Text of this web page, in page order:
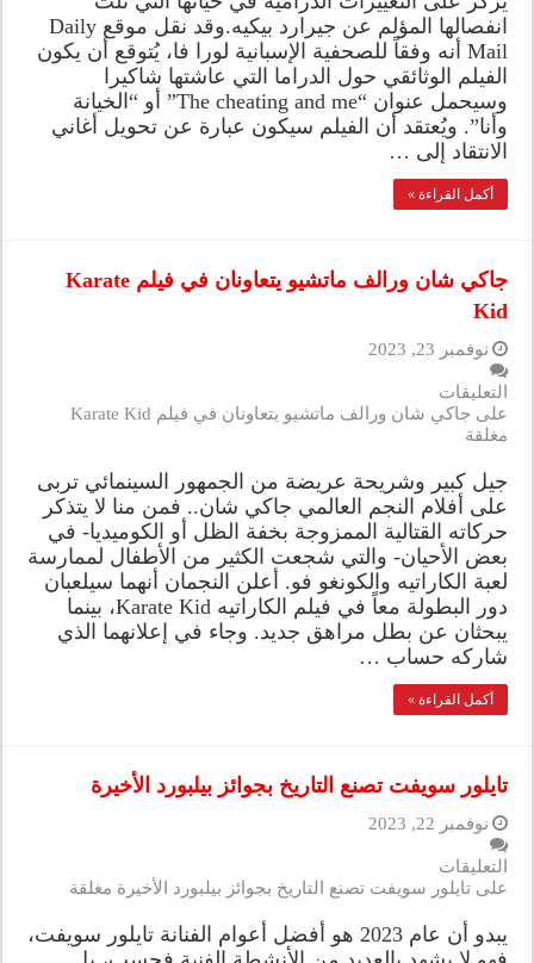
انفصالها المؤلم عن جيرارد بيكيه.وقد نقل موقع Daily
Mail أنه وفقاً للصحفية الإسبانية لورا فا، يُتوقع أن يكون
الفيلم الوثائقي حول الدراما التي عاشتها شاكيرا
وسيحمل عنوان “The cheating and me” أو “الخيانة
وأنا”. ويُعتقد أن الفيلم سيكون عبارة عن تحويل أغاني
الانتقاد إلى …
أكمل القراءة »
جاكي شان ورالف ماتشيو يتعاونان في فيلم Karate
Kid
نوفمبر 23, 2023
التعليقات
على جاكي شان ورالف ماتشيو يتعاونان في فيلم Karate Kid
مغلقة
جيل كبير وشريحة عريضة من الجمهور السينمائي تربى
على أفلام النجم العالمي جاكي شان.. فمن منا لا يتذكر
حركاته القتالية الممزوجة بخفة الظل أو الكوميديا- في
بعض الأحيان- والتي شجعت الكثير من الأطفال لممارسة
لعبة الكاراتيه والكونغو فو. أعلن النجمان أنهما سيلعبان
دور البطولة معاً في فيلم الكاراتيه Karate Kid، بينما
يبحثان عن بطل مراهق جديد. وجاء في إعلانهما الذي
شاركه حساب …
أكمل القراءة »
تايلور سويفت تصنع التاريخ بجوائز بيلبورد الأخيرة
نوفمبر 22, 2023
التعليقات
على تايلور سويفت تصنع التاريخ بجوائز بيلبورد الأخيرة مغلقة
يبدو أن عام 2023 هو أفضل أعوام الفنانة تايلور سويفت،